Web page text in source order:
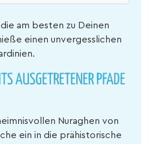
am besten zu Deinen
einen unvergesslichen
AUSGETRETENER PFADE
Nuraghen von
ein in die prähistorische